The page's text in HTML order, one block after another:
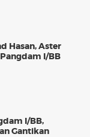
Hasan, Aster
I/BB
I/BB,
Gantikan